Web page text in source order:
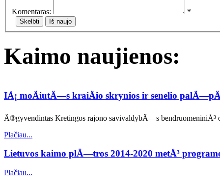
Komentaras: *
Kaimo naujienos:
IÅ¡ moÄiutÄ—s kraiÄio skrynios ir senelio
Ä®gyvendintas Kretingos rajono savivaldybÄ—s bendruomeniniÅ³
Plačiau...
Lietuvos kaimo plÄ—tros 2014-2020 metÅ³
Plačiau...